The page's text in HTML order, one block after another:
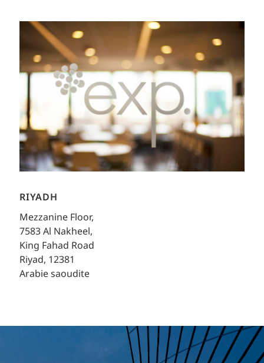
RIYADH
Mezzanine Floor,
7583 Al Nakheel,
King Fahad Road
Riyad, 12381
Arabie saoudite